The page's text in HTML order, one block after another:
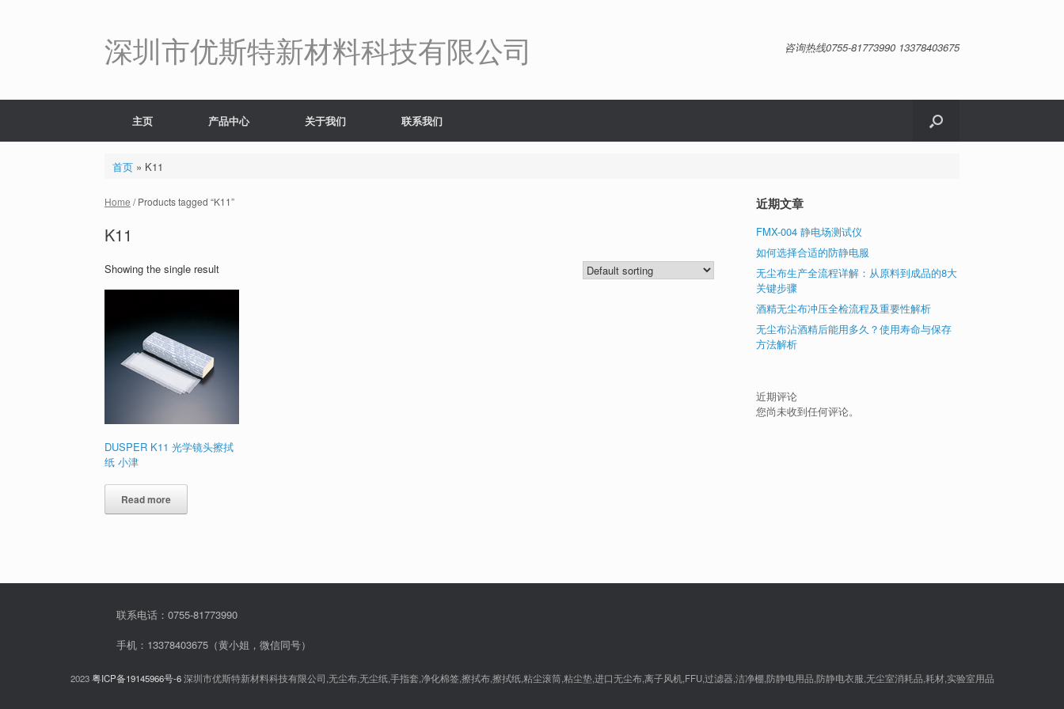
深圳市优斯特新材料科技有限公司 咨询热线0755-81773990 13378403675
主页 产品中心 关于我们 联系我们
首页» K11
Home / Products tagged “K11”
K11
Showing the single result
DUSPER K11 光学镜头擦拭
纸 小津
Read more
近期文章
FMX-004 静电场测试仪
如何选择合适的防静电服
无尘布生产全流程详解：从原料到成品的8大
关键步骤
酒精无尘布冲压全检流程及重要性解析
无尘布沾酒精后能用多久？使用寿命与保存
方法解析
近期评论
您尚未收到任何评论。
联系电话：0755-81773990
手机：13378403675（黄小姐，微信同号）
2023粤ICP备19145966号-6深圳市优斯特新材料科技有限公司,无尘布,无尘纸,手指套,净化棉签,擦拭布,擦拭纸,粘尘滚筒,粘尘垫,进口无尘布,离子风机,FFU,过滤器,洁净棚,防静电用品,防静电衣服,无尘室消耗品,耗材,实验室用品